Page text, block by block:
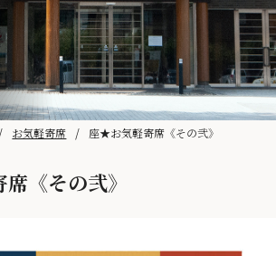
お気軽寄席 座★お気軽寄席《その弐》
《その弐》